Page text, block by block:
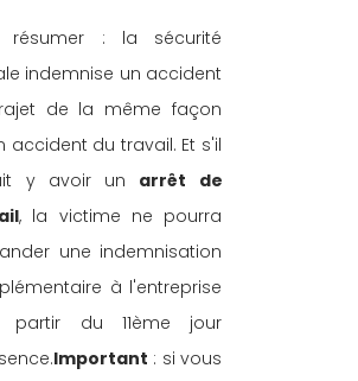
résumer : la sécurité
indemnise un accident
de la même façon
accident du travail. Et s'il
y avoir un arrêt de
, la victime ne pourra
une indemnisation
à l'entreprise
partir du 11ème jour
Important : si vous